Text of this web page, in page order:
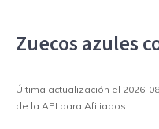
Zuecos azules
Última actualización el 2026-
de la API para Afiliados